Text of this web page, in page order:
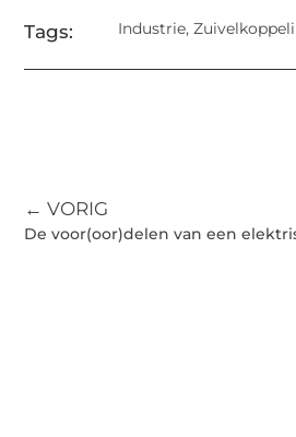
Tags: Industrie,
← VORIG
De voor(oor)delen van een